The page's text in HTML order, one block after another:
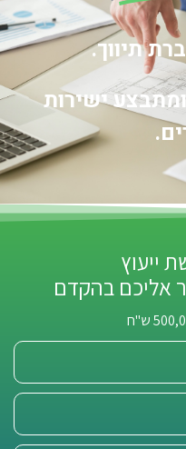
תיווך.
ישירות
ייעוץ
אליכם בהקדם